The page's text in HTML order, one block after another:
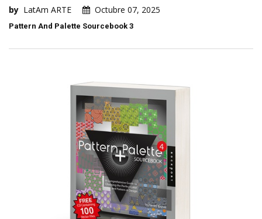
by LatAm ARTE Octubre 07, 2025
Pattern And Palette Sourcebook 3